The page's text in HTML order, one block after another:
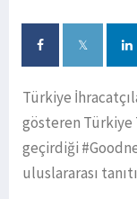
Türkiye
gösteren Türkiye
geçirdiği
uluslararası